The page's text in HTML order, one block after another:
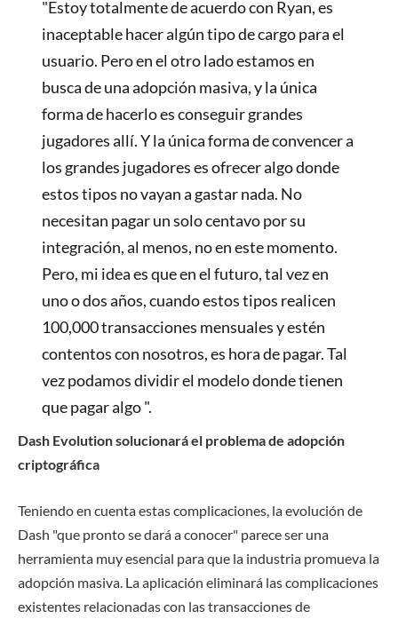
"Estoy totalmente de acuerdo con Ryan, es
inaceptable hacer algún tipo de cargo para el
usuario. Pero en el otro lado estamos en
busca de una adopción masiva, y la única
forma de hacerlo es conseguir grandes
jugadores allí. Y la única forma de convencer a
los grandes jugadores es ofrecer algo donde
estos tipos no vayan a gastar nada. No
necesitan pagar un solo centavo por su
integración, al menos, no en este momento.
Pero, mi idea es que en el futuro, tal vez en
uno o dos años, cuando estos tipos realicen
100,000 transacciones mensuales y estén
contentos con nosotros, es hora de pagar. Tal
vez podamos dividir el modelo donde tienen
que pagar algo ".
Dash Evolution solucionará el problema de adopción
criptográfica
Teniendo en cuenta estas complicaciones, la evolución de
Dash "que pronto se dará a conocer" parece ser una
herramienta muy esencial para que la industria promueva la
adopción masiva. La aplicación eliminará las complicaciones
existentes relacionadas con las transacciones de